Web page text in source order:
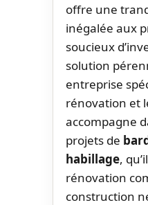
offre une
inégalée aux
soucieux
solution
entreprise
rénovation et
accompagne
projets de
habillage,
rénovation
construction